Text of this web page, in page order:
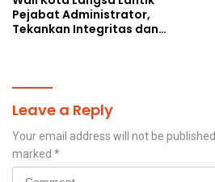
Pejabat Administrator,
Tekankan Integritas dan
Leave a Reply
Your email address will not be published.
marked *